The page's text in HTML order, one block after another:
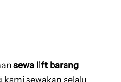
sewa lift barang
sewakan selalu